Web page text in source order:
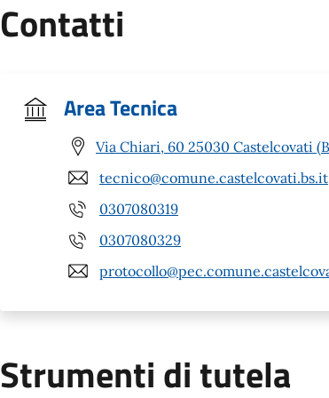
Contatti
Area Tecnica
Via Chiari, 60 25030 Castelcovati
tecnico@comune.castelcovati.bs.it
0307080319
0307080329
Strumenti di tutela